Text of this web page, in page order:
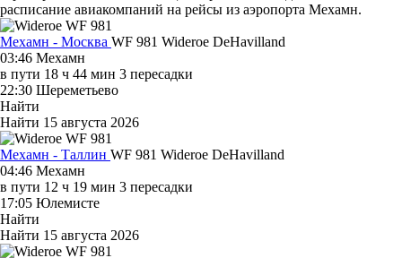
расписание авиакомпаний на рейсы из аэропорта Мехамн.
Мехамн - Москва WF 981 Wideroe DeHavilland
03:46 Мехамн
в пути 18 ч 44 мин 3 пересадки
22:30 Шереметьево
Найти
Найти 15 августа 2026
Мехамн - Таллин WF 981 Wideroe DeHavilland
04:46 Мехамн
в пути 12 ч 19 мин 3 пересадки
17:05 Юлемисте
Найти
Найти 15 августа 2026